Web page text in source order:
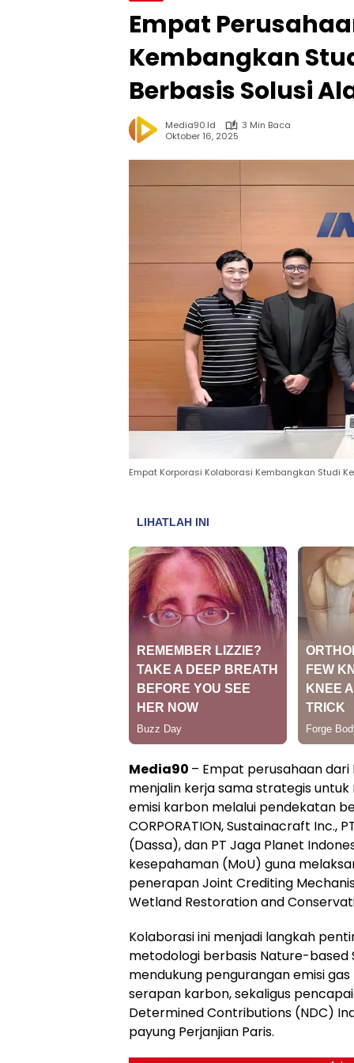
Empat
Kembangkan
Berbasis Solusi
Media90.id
3 Min Baca
Oktober 16, 2025
Empat Korporasi Kolaborasi Kembangkan Studi
Media90 – Empat perusahaan
menjalin kerja sama strategis
emisi karbon melalui pendekatan
CORPORATION, Sustainacraft Inc.,
(Dassa), dan PT Jaga Planet
kesepahaman (MoU) guna
penerapan Joint Crediting
Wetland Restoration and
Kolaborasi ini menjadi langkah
metodologi berbasis Nature-based
mendukung pengurangan emisi
serapan karbon, sekaligus
Determined Contributions (NDC)
payung Perjanjian Paris.